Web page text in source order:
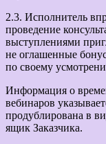
2.3. Исполнитель
проведение
выступлениями
не оглашенные
по своему
Информация о
вебинаров
продублирована в
ящик Заказчика.